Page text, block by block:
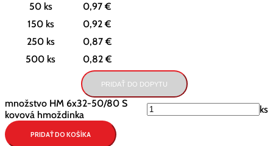
50 ks
0,97 €
150 ks
0,92 €
250 ks
0,87 €
500 ks
0,82 €
PRIDAŤ DO DOPYTU
množstvo HM 6x32-50/80 S
kovová hmoždinka
ks
PRIDAŤ DO KOŠÍKA